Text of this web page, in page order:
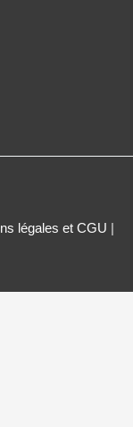
légales et CGU